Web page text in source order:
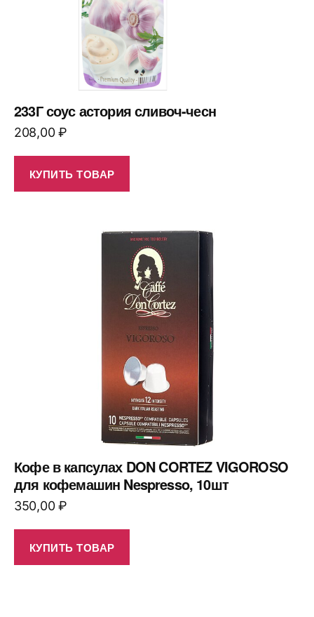
233Г соус астория сливоч-чесн
208,00₽
КУПИТЬ ТОВАР
Кофе в капсулах DON CORTEZ VIGOROSO
для кофемашин Nespresso, 10шт
350,00₽
КУПИТЬ ТОВАР